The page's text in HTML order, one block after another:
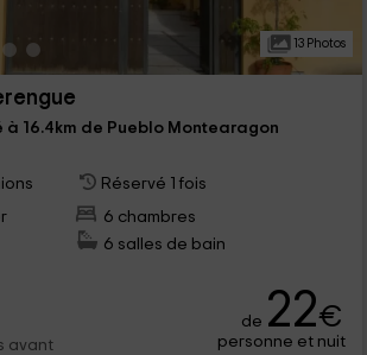
13 Photos
à 16.4km de Pueblo Montearagon
Réservé 1 fois
6 chambres
6 salles de bain
avant
de 22€
personne et nuit